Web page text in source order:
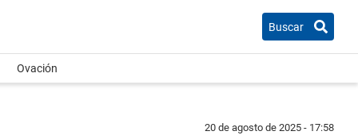
Buscar
Ovación
20 de agosto de 2025 - 17:58